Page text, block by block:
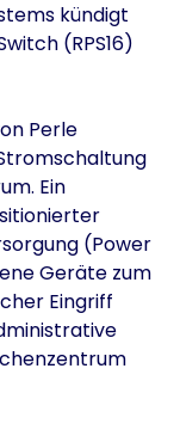
kündigt
(RPS16)
Perle
Ein
(Power
Geräte zum
Eingriff